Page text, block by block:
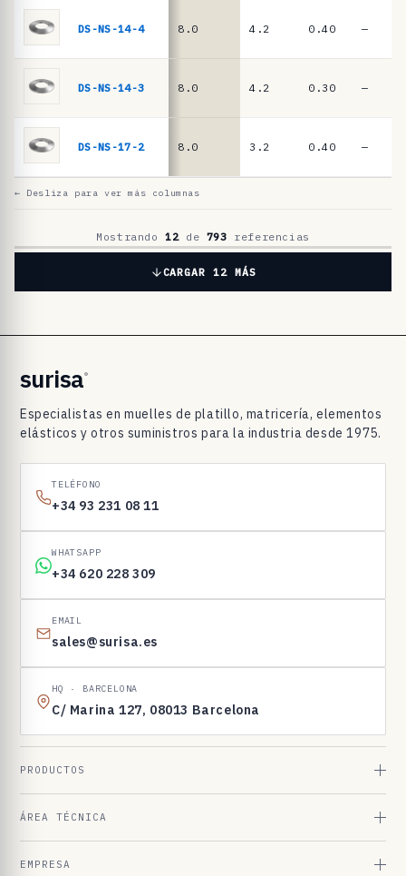
e
p
l
l
D
N
0
9
3
/
D
6
3
DS-NS-14-4 8.0 4.2 0.40 —
DS-NS-14-3 8.0 4.2 0.30 —
DS-NS-17-2 8.0 3.2 0.40 —
← Desliza para ver más columnas
Mostrando12de 793 referencias
CARGAR 12 MÁS
surisa®
Especialistas en muelles de platillo, matricería, elementos
elásticos y otros suministros para la industria desde 1975.
TELÉFONO
+34 93 231 08 11
WHATSAPP
+34 620 228 309
EMAIL
sales@surisa.es
HQ · BARCELONA
C/ Marina 127, 08013 Barcelona
PRODUCTOS
ÁREA TÉCNICA
EMPRESA